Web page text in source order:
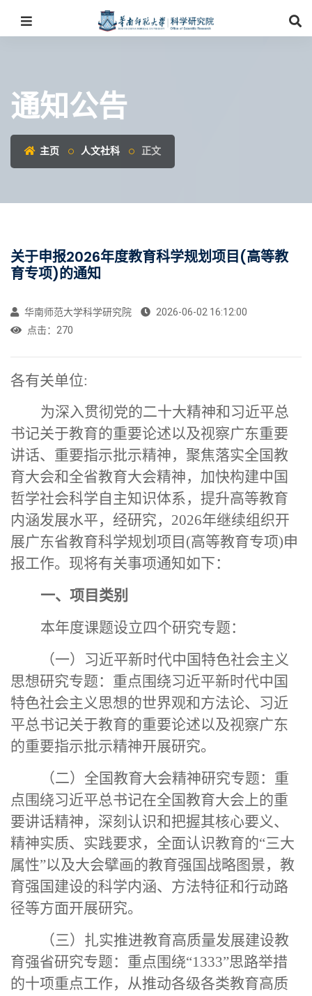
通知公告
主页 人文社科 正文
关于申报2026年度教育科学规划项目(高等教
育专项)的通知
华南师范大学科学研究院
2026-06-02 16:12:00
点击： 270
各有关单位:
为深入贯彻党的二十大精神和习近平总
书记关于教育的重要论述以及视察广东重要
讲话、重要指示批示精神，聚焦落实全国教
育大会和全省教育大会精神，加快构建中国
哲学社会科学自主知识体系，提升高等教育
内涵发展水平，经研究， 2026年继续组织开
展广东省教育科学规划项目(高等教育专项)申
报工作。现将有关事项通知如下：
一、项目类别
本年度课题设立四个研究专题：
（一）习近平新时代中国特色社会主义
思想研究专题：重点围绕习近平新时代中国
特色社会主义思想的世界观和方法论、习近
平总书记关于教育的重要论述以及视察广东
的重要指示批示精神开展研究。
（二）全国教育大会精神研究专题：重
点围绕习近平总书记在全国教育大会上的重
要讲话精神，深刻认识和把握其核心要义、
精神实质、实践要求，全面认识教育的“三大
属性”以及大会擘画的教育强国战略图景，教
育强国建设的科学内涵、方法特征和行动路
径等方面开展研究。
（三）扎实推进教育高质量发展建设教
育强省研究专题：重点围绕“1333”思路举措
的十项重点工作，从推动各级各类教育高质